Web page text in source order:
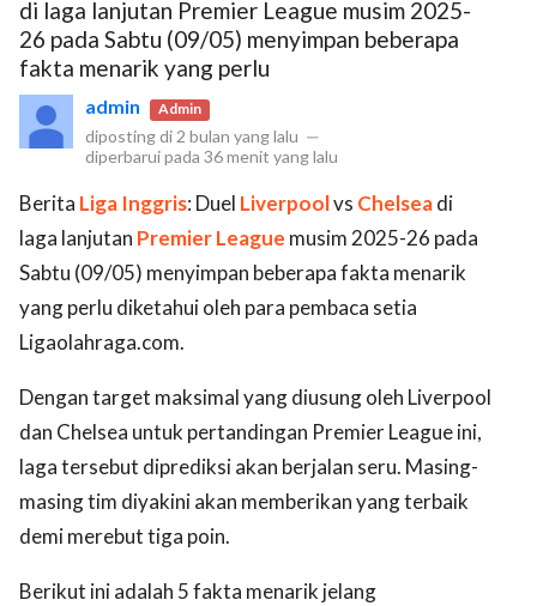
di laga lanjutan Premier League musim 2025-
26 pada Sabtu (09/05) menyimpan beberapa
fakta menarik yang perlu
admin Admin
diposting di 2 bulan yang lalu —
diperbarui pada 36 menit yang lalu
Berita Liga Inggris: Duel Liverpoolvs Chelseadi
laga lanjutan Premier League musim 2025-26 pada
Sabtu (09/05) menyimpan beberapa fakta menarik
yang perlu diketahui oleh para pembaca setia
Ligaolahraga.com.
Dengan target maksimal yang diusung oleh Liverpool
dan Chelsea untuk pertandingan Premier League ini,
laga tersebut diprediksi akan berjalan seru. Masing-
masing tim diyakini akan memberikan yang terbaik
demi merebut tiga poin.
Berikut ini adalah 5 fakta menarik jelang